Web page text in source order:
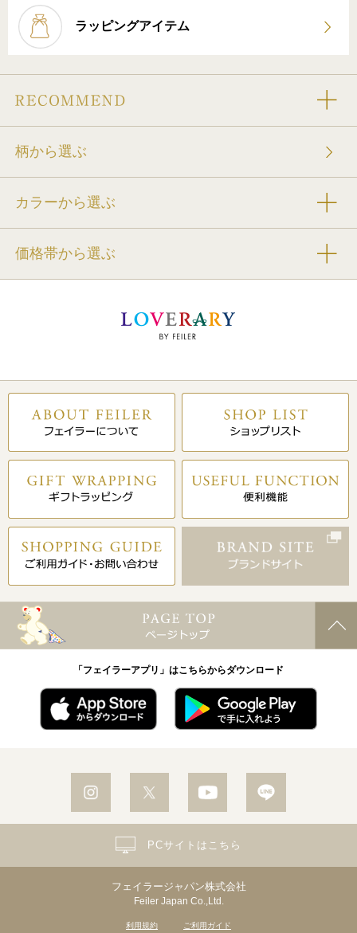
ラッピングアイテム
柄から選ぶ
カラーから選ぶ
価格帯から選ぶ
「フェイラーアプリ」はこちらからダウンロード
フェイラージャパン株式会社
Feiler Japan Co.,Ltd.
利用規約 ご利用ガイド
PCサイトはこちら